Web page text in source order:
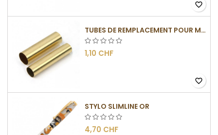
favorite_border
TUBES DE REMPLACEMENT POUR MÉCANISMES SLIMLINE
1,10 CHF
favorite_border
STYLO SLIMLINE OR
4,70 CHF